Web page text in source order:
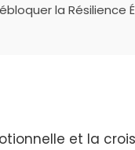
la
et la